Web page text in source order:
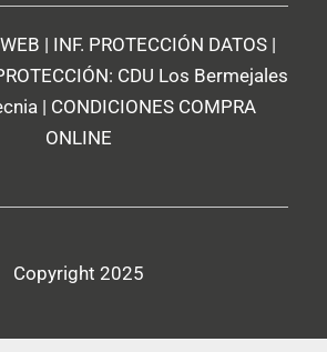
| INF. PROTECCIÓN DATOS |
CDU Los Bermejales
| CONDICIONES COMPRA
ONLINE
Copyright 2025